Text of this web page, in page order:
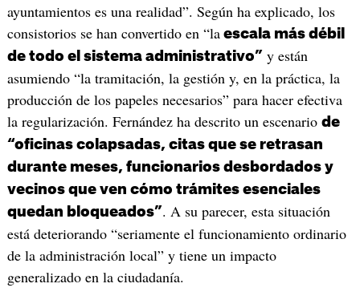
ayuntamientos es una realidad”. Según ha explicado, los
consistorios se han convertido en “laescala más débil
de todo el sistema administrativo”y están
asumiendo “la tramitación, la gestión y, en la práctica, la
producción de los papeles necesarios” para hacer efectiva
la regularización. Fernández ha descrito un escenario de
“oficinas colapsadas, citas que se retrasan
durante meses, funcionarios desbordados y
vecinos que ven cómo trámites esenciales
quedan bloqueados”. A su parecer, esta situación
está deteriorando “seriamente el funcionamiento ordinario
de la administración local” y tiene un impacto
generalizado en la ciudadanía.